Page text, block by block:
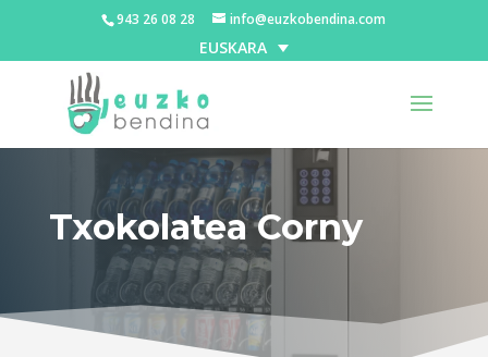
943 26 08 28 info@euzkobendina.com
EUSKARA
Txokolatea Corny